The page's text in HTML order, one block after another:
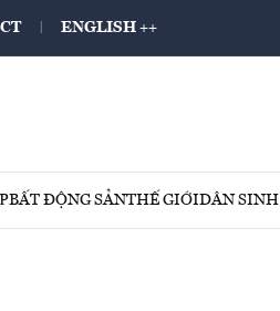
ENGLISH ++
BẤT ĐỘNG SẢNTHẾ GIỚIDÂN SINH